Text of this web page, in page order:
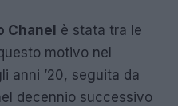
Chanel è stata tra le
motivo nel
anni ’20, seguita da
decennio successivo